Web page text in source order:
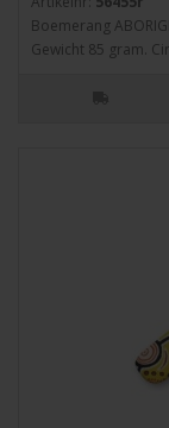
Boemerang
Gewicht 85 gram.